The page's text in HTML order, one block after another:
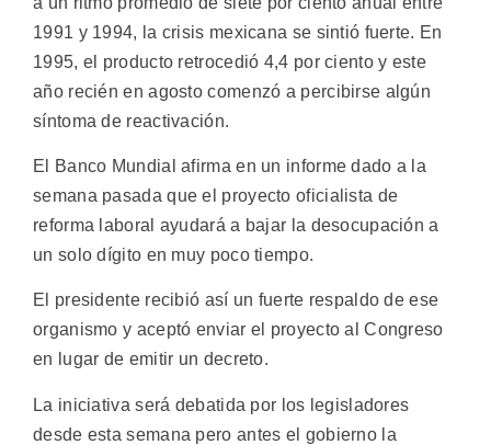
1991 y 1994, la crisis mexicana se sintió fuerte. En
1995, el producto retrocedió 4,4 por ciento y este
año recién en agosto comenzó a percibirse algún
síntoma de reactivación.
El Banco Mundial afirma en un informe dado a la
semana pasada que el proyecto oficialista de
reforma laboral ayudará a bajar la desocupación a
un solo dígito en muy poco tiempo.
El presidente recibió así un fuerte respaldo de ese
organismo y aceptó enviar el proyecto al Congreso
en lugar de emitir un decreto.
La iniciativa será debatida por los legisladores
desde esta semana pero antes el gobierno la